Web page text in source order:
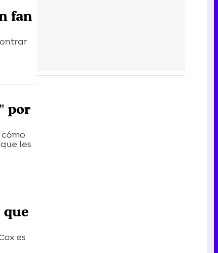
fan
por
les
que
es